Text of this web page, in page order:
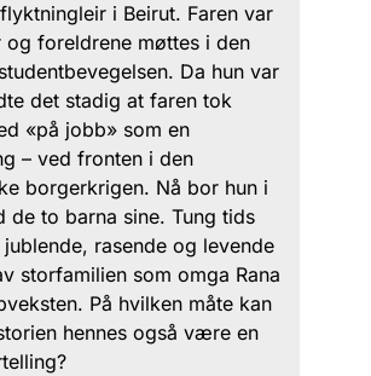
i Beirut. Faren var
og foreldrene møttes i den
Da hun var
det stadig at faren tok
«på jobb» som en
– ved fronten i den
borgerkrigen. Nå bor hun i
de to barna sine. Tung tids
rasende og levende
storfamilien som omga Rana
På hvilken måte kan
hennes også være en